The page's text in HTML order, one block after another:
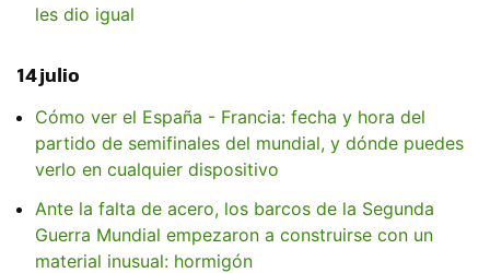
les dio igual
14 julio
Cómo ver el España - Francia: fecha y hora del
partido de semifinales del mundial, y dónde puedes
verlo en cualquier dispositivo
Ante la falta de acero, los barcos de la Segunda
Guerra Mundial empezaron a construirse con un
material inusual: hormigón